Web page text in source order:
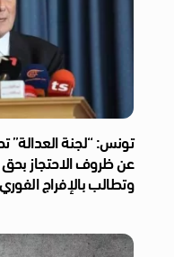
تونس: “لجنة العدالة”
عن ظروف الاحتجاز
وتطالب بالإفراج